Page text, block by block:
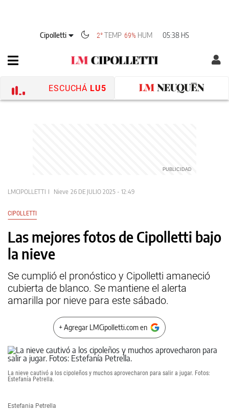
Cipolletti 2°TEMP 69% HUM 05:38 HS
ESCUCHÁ LU5
LMCIPOLLETTI Nieve 26 DE JULIO 2025 - 12:49
CIPOLLETTI
Las mejores fotos de Cipolletti bajo
la nieve
Se cumplió el pronóstico y Cipolletti amaneció
cubierta de blanco. Se mantiene el alerta
amarilla por nieve para este sábado.
+ Agregar LMCipolletti.com en
La nieve cautivó a los cipoleños y muchos aprovecharon para salir a jugar. Fotos:
Estefanía Petrella.
Estefania Petrella